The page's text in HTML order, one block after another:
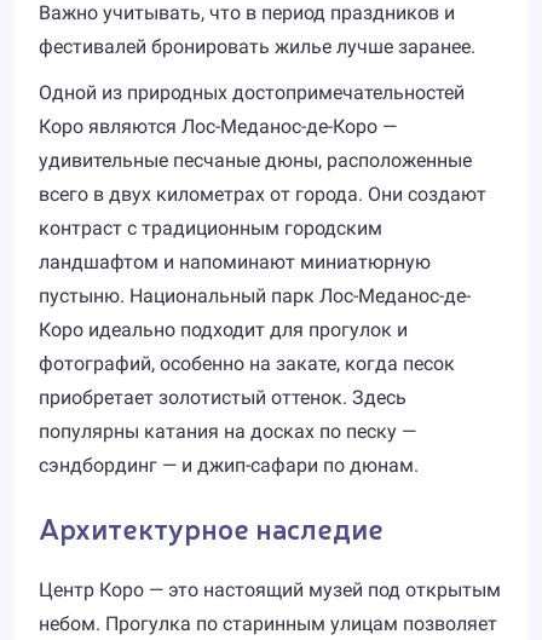
Важно учитывать, что в период праздников и
фестивалей бронировать жилье лучше заранее.
Одной из природных достопримечательностей
Коро являются Лос-Меданос-де-Коро —
удивительные песчаные дюны, расположенные
всего в двух километрах от города. Они создают
контраст с традиционным городским
ландшафтом и напоминают миниатюрную
пустыню. Национальный парк Лос-Меданос-де-
Коро идеально подходит для прогулок и
фотографий, особенно на закате, когда песок
приобретает золотистый оттенок. Здесь
популярны катания на досках по песку —
сэндбординг — и джип-сафари по дюнам.
Архитектурное наследие
Центр Коро — это настоящий музей под открытым
небом. Прогулка по старинным улицам позволяет